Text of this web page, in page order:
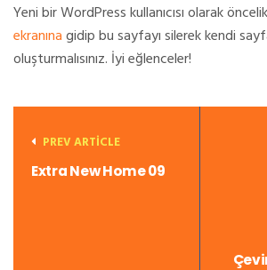
Yeni bir WordPress kullanıcısı olarak
ekranınagidip bu sayfayı silerek kendi
oluşturmalısınız. İyi eğlenceler!
PREV ARTICLE
Extra New Home 09